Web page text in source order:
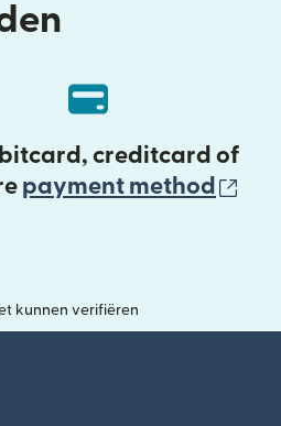
creditcard of
payment method
kunnen verifiëren